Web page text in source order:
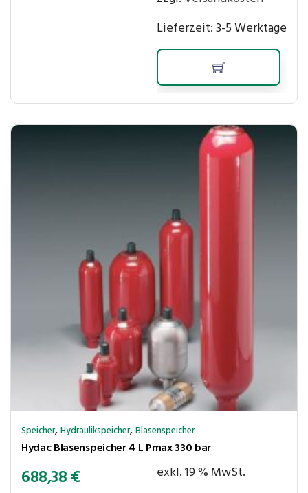
Lieferzeit:3-5 Werktage
Speicher,Hydraulikspeicher,Blasenspeicher
Hydac Blasenspeicher 4 L Pmax 330 bar
688,38€
exkl. 19 % MwSt.